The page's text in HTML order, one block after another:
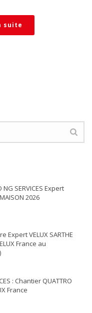
suite
NG SERVICES Expert
2026
VELUX SARTHE
France au
: Chantier QUATTRO
France